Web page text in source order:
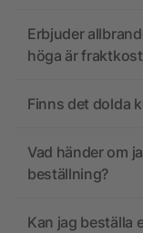
Erbjuder
höga är
Finns det dolda
Vad händer om
beställning?
Kan jag beställa